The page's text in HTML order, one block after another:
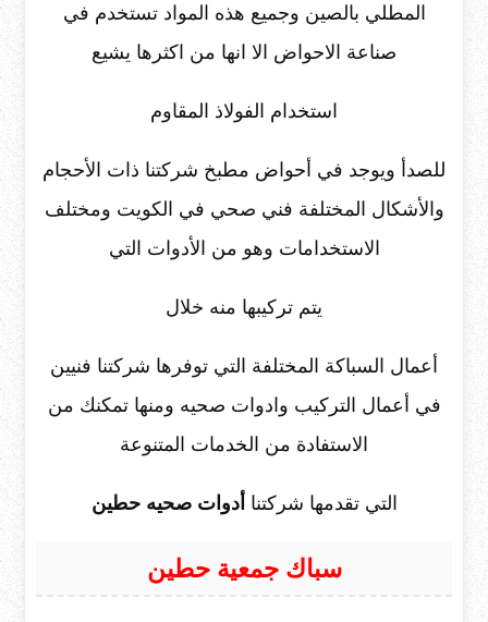
المطلي بالصين وجميع هذه المواد تستخدم في
صناعة الاحواض الا انها من اكثرها يشيع
استخدام الفولاذ المقاوم
للصدأ ويوجد في أحواض مطبخ شركتنا ذات الأحجام
والأشكال المختلفة فني صحي في الكويت ومختلف
الاستخدامات وهو من الأدوات التي
يتم تركيبها منه خلال
أعمال السباكة المختلفة التي توفرها شركتنا فنيين
في أعمال التركيب وادوات صحيه ومنها تمكنك من
الاستفادة من الخدمات المتنوعة
التي تقدمها شركتنا أدوات صحيه حطين
سباك جمعية حطين